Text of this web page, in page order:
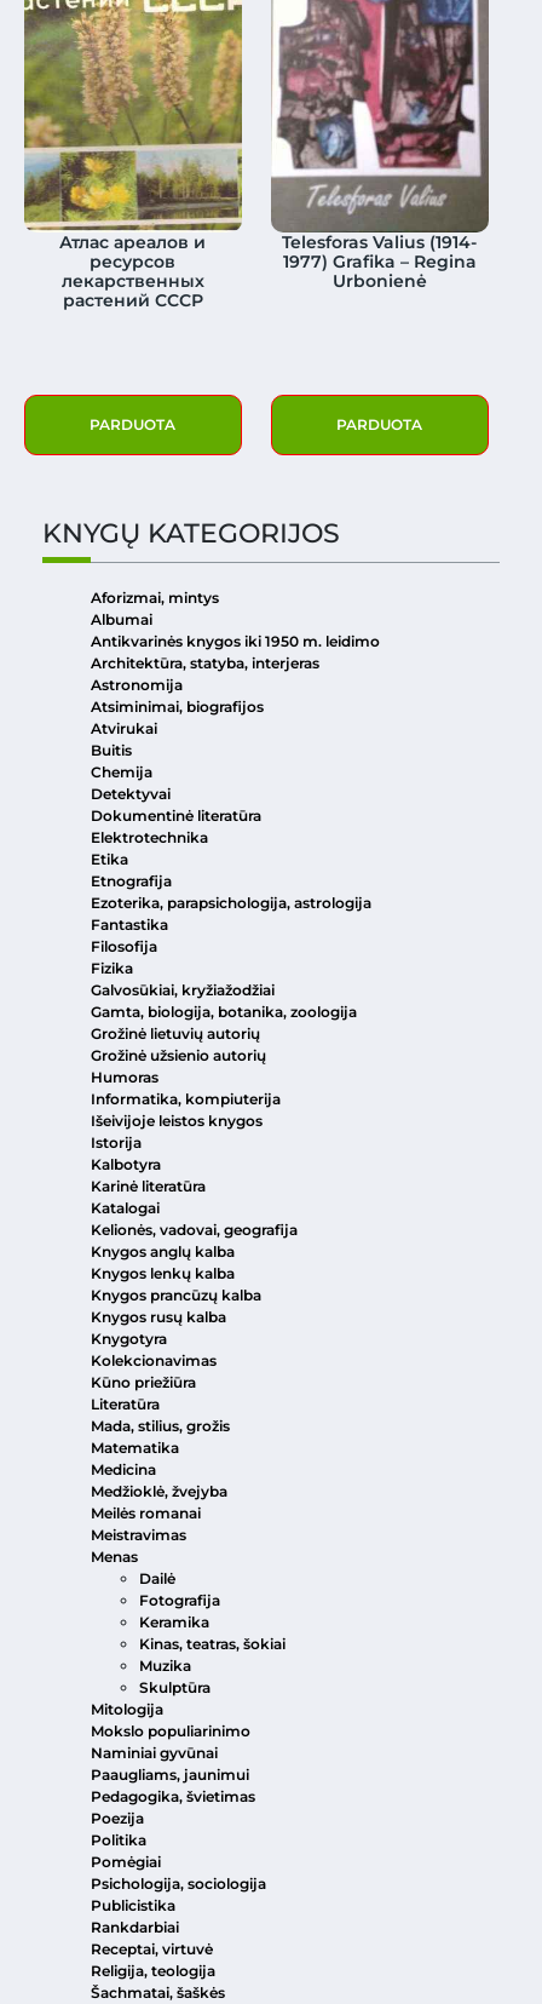
Атлас ареалов и
ресурсов
лекарственных
растений СССР
PARDUOTA
Telesforas Valius (1914-
1977) Grafika – Regina
Urbonienė
PARDUOTA
KNYGŲ KATEGORIJOS
Aforizmai, mintys
Albumai
Antikvarinės knygos iki 1950 m. leidimo
Architektūra, statyba, interjeras
Astronomija
Atsiminimai, biografijos
Atvirukai
Buitis
Chemija
Detektyvai
Dokumentinė literatūra
Elektrotechnika
Etika
Etnografija
Ezoterika, parapsichologija, astrologija
Fantastika
Filosofija
Fizika
Galvosūkiai, kryžiažodžiai
Gamta, biologija, botanika, zoologija
Grožinė lietuvių autorių
Grožinė užsienio autorių
Humoras
Informatika, kompiuterija
Išeivijoje leistos knygos
Istorija
Kalbotyra
Karinė literatūra
Katalogai
Kelionės, vadovai, geografija
Knygos anglų kalba
Knygos lenkų kalba
Knygos prancūzų kalba
Knygos rusų kalba
Knygotyra
Kolekcionavimas
Kūno priežiūra
Literatūra
Mada, stilius, grožis
Matematika
Medicina
Medžioklė, žvejyba
Meilės romanai
Meistravimas
Menas
Dailė
Fotografija
Keramika
Kinas, teatras, šokiai
Muzika
Skulptūra
Mitologija
Mokslo populiarinimo
Naminiai gyvūnai
Paaugliams, jaunimui
Pedagogika, švietimas
Poezija
Politika
Pomėgiai
Psichologija, sociologija
Publicistika
Rankdarbiai
Receptai, virtuvė
Religija, teologija
Šachmatai, šaškės